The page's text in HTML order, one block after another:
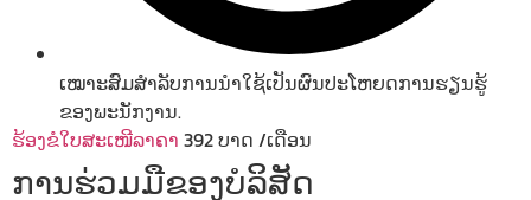
ເໝາະສົມສຳລັບການນຳໃຊ້ເປັນຜົນປະໂຫຍດການຮຽນຮູ້
ຂອງພະນັກງານ.
ຮ້ອງຂໍໃບສະເໜີລາຄາ 392ບາດ /ເດືອນ
ການຮ່ວມມືຂອງບໍລິສັດ